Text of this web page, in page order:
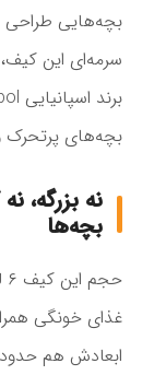
بچه‌هایی طراحی
سرمه‌ای این
بچه‌های
نه بزرگه،
بچه‌ها
غذای خونگی